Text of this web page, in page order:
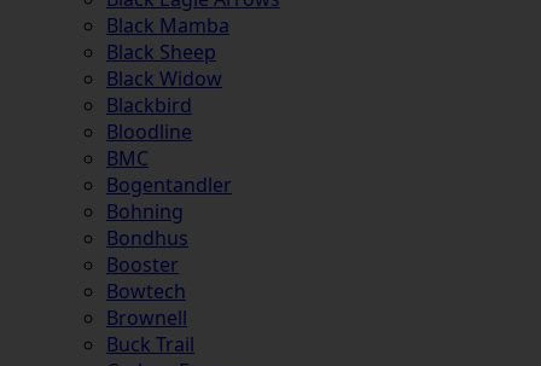
Black Mamba
Black Sheep
Black Widow
Blackbird
Bloodline
BMC
Bogentandler
Bohning
Bondhus
Booster
Bowtech
Brownell
Buck Trail